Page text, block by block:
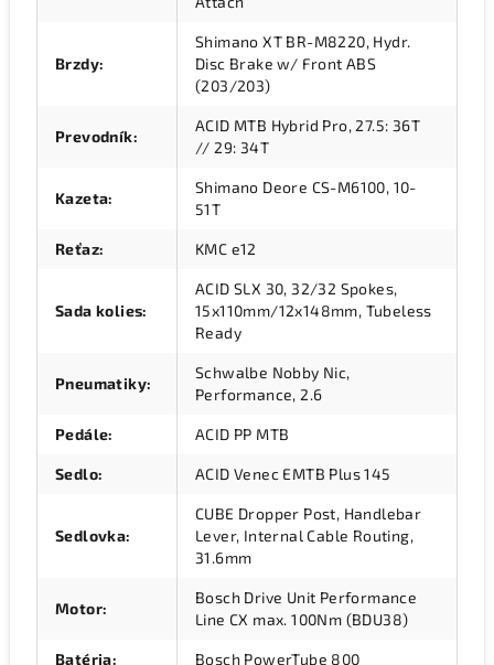
Brzdy:
Shimano XT BR-M8220, Hydr.
Disc Brake w/ Front ABS
(203/203)
Prevodník:
ACID MTB Hybrid Pro, 27.5: 36T
// 29: 34T
Kazeta:
Shimano Deore CS-M6100, 10-
51T
Reťaz: KMC e12
Sada kolies:
ACID SLX 30, 32/32 Spokes,
15x110mm/12x148mm, Tubeless
Ready
Pneumatiky:
Schwalbe Nobby Nic,
Performance, 2.6
Pedále: ACID PP MTB
Sedlo: ACID Venec EMTB Plus 145
Sedlovka:
CUBE Dropper Post, Handlebar
Lever, Internal Cable Routing,
31.6mm
Motor:
Bosch Drive Unit Performance
Line CX max. 100Nm (BDU38)
Batéria: Bosch PowerTube 800